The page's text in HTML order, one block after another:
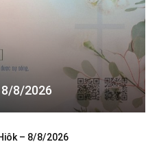
8/8/2026
– 8/8/2026